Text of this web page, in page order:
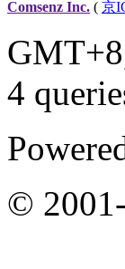
Comsenz Inc. ( 京
4
©